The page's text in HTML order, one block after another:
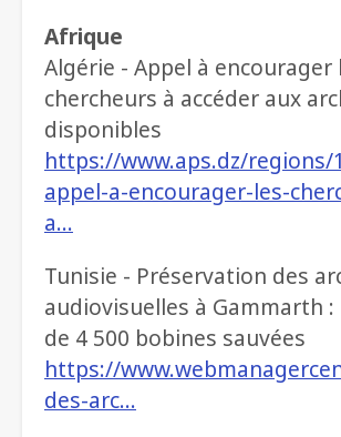
Afrique
Algérie - Appel à encourager
chercheurs à accéder aux
disponibles
https://www.aps.dz/regions/
appel-a-encourager-les-
a…
Tunisie - Préservation des
audiovisuelles à Gammarth :
de 4 500 bobines sauvées
https://
des-arc…